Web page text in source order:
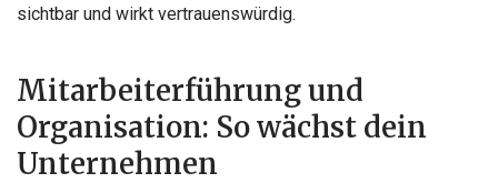
sichtbar und wirkt vertrauenswürdig.
Mitarbeiterführung und
Organisation: So wächst dein
Unternehmen